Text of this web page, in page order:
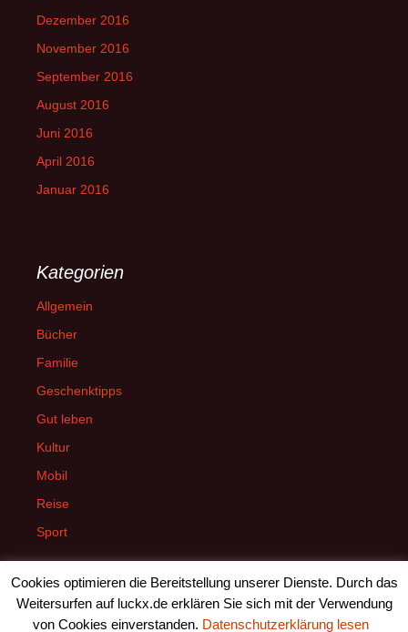
Dezember 2016
November 2016
September 2016
August 2016
Juni 2016
April 2016
Januar 2016
Kategorien
Allgemein
Bücher
Familie
Geschenktipps
Gut leben
Kultur
Mobil
Reise
Sport
Cookies optimieren die Bereitstellung unserer Dienste. Durch das
Weitersurfen auf luckx.de erklären Sie sich mit der Verwendung
von Cookies einverstanden. Datenschutzerklärung lesen